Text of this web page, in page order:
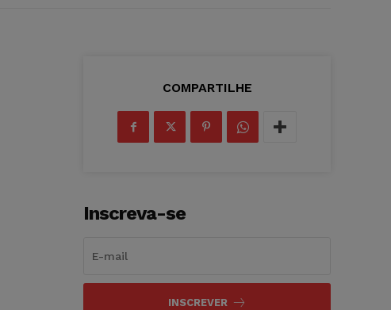
COMPARTILHE
Inscreva-se
INSCREVER